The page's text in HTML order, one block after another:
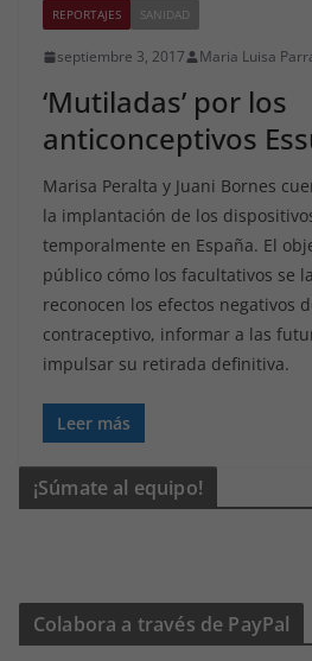
REPORTAJES SANIDAD
septiembre 3, 2017 Maria Luisa
‘Mutiladas’ por los
anticonceptivos
Marisa Peralta y Juani Bornes
la implantación de los
temporalmente en España. El
público cómo los facultativos se
reconocen los efectos negativos
contraceptivo, informar a las
impulsar su retirada definitiva.
Leer más
¡Súmate al equipo!
Colabora a través de PayPal